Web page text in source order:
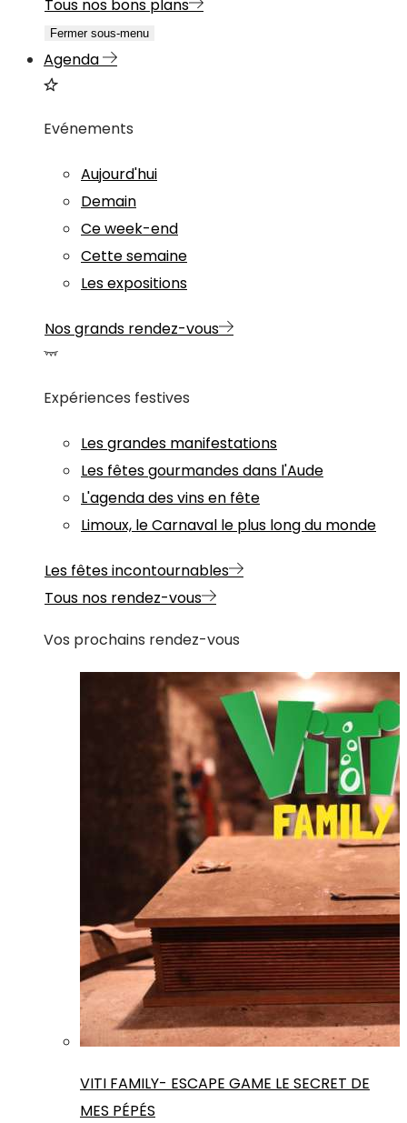
Tous nos bons plans
Fermer sous-menu
Agenda
Evénements
Aujourd'hui
Demain
Ce week-end
Cette semaine
Les expositions
Nos grands rendez-vous
Expériences festives
Les grandes manifestations
Les fêtes gourmandes dans l'Aude
L'agenda des vins en fête
Limoux, le Carnaval le plus long du monde
Les fêtes incontournables
Tous nos rendez-vous
Vos prochains rendez-vous
VITI FAMILY- ESCAPE GAME LE SECRET DE
MES PÉPÉS